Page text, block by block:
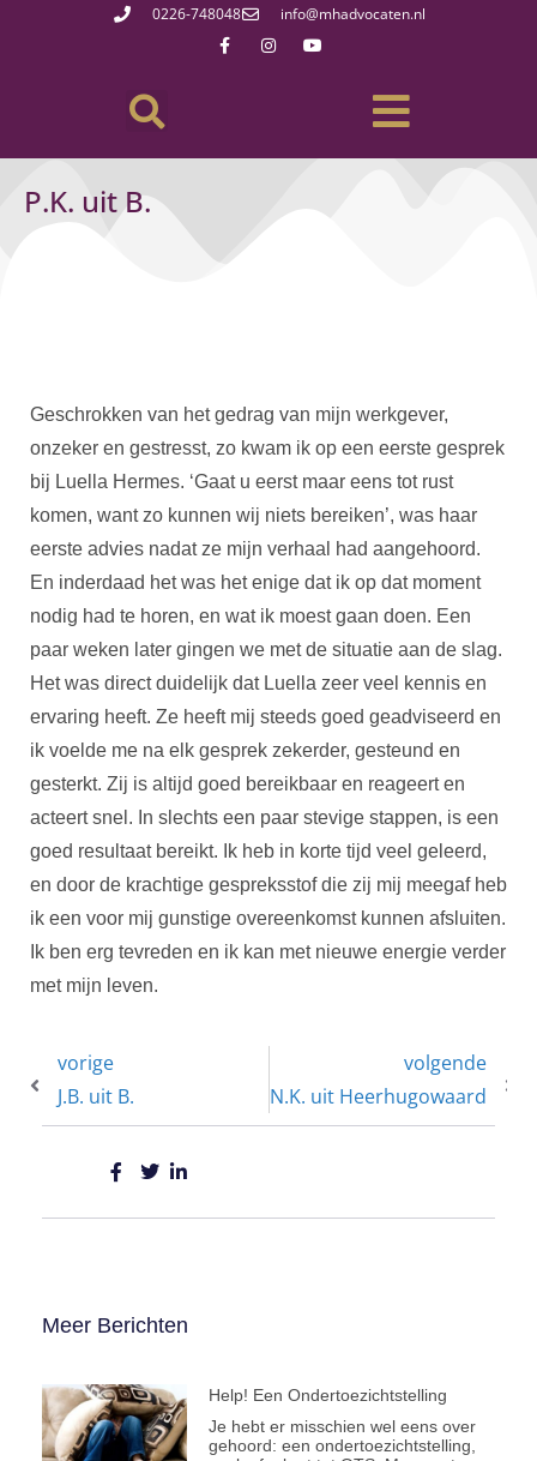
0226-748048 info@mhadvocaten.nl
P.K. uit B.
Geschrokken van het gedrag van mijn werkgever,
onzeker en gestresst, zo kwam ik op een eerste gesprek
bij Luella Hermes. ‘Gaat u eerst maar eens tot rust
komen, want zo kunnen wij niets bereiken’, was haar
eerste advies nadat ze mijn verhaal had aangehoord.
En inderdaad het was het enige dat ik op dat moment
nodig had te horen, en wat ik moest gaan doen. Een
paar weken later gingen we met de situatie aan de slag.
Het was direct duidelijk dat Luella zeer veel kennis en
ervaring heeft. Ze heeft mij steeds goed geadviseerd en
ik voelde me na elk gesprek zekerder, gesteund en
gesterkt. Zij is altijd goed bereikbaar en reageert en
acteert snel. In slechts een paar stevige stappen, is een
goed resultaat bereikt. Ik heb in korte tijd veel geleerd,
en door de krachtige gespreksstof die zij mij meegaf heb
ik een voor mij gunstige overeenkomst kunnen afsluiten.
Ik ben erg tevreden en ik kan met nieuwe energie verder
met mijn leven.
vorige
J.B. uit B.
volgende
N.K. uit Heerhugowaard
Meer Berichten
Help! Een Ondertoezichtstelling
Je hebt er misschien wel eens over
gehoord: een ondertoezichtstelling,